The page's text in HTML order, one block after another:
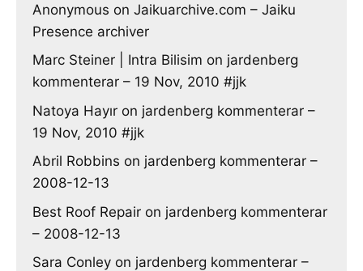
Anonymous on Jaikuarchive.com – Jaiku
Presence archiver
Marc Steiner | Intra Bilisim on jardenberg
kommenterar – 19 Nov, 2010 #jjk
Natoya Hayır on jardenberg kommenterar –
19 Nov, 2010 #jjk
Abril Robbins on jardenberg kommenterar –
2008-12-13
Best Roof Repair on jardenberg kommenterar
– 2008-12-13
Sara Conley on jardenberg kommenterar –